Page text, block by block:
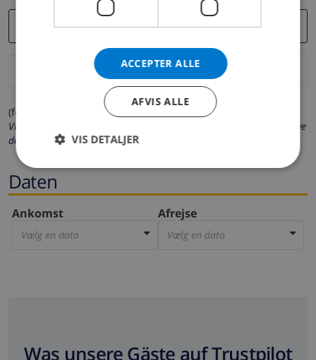
(felter markeret med * er obligatoriske)
Vi beskytter dit privatliv. Dine personlige oplysninger vil aldrig blive
delt med andre.
Daten
Ankomst
Vælg en dato
Afrejse
Vælg en dato
Was unsere Gäste auf Trustpilot
ACCEPTER ALLE
AFVIS ALLE
VIS DETALJER